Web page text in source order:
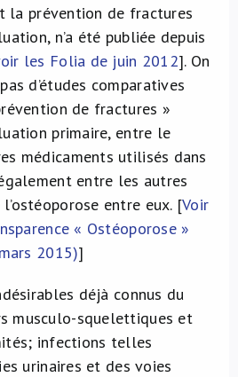
la prévention de fractures
n’a été publiée depuis
les Folia de juin 2012]. On
d’études comparatives
de fractures »
primaire, entre le
médicaments utilisés dans
entre les autres
entre eux. [Voir
« Ostéoporose »
2015)]
déjà connus du
musculo-squelettiques et
infections telles
urinaires et des voies